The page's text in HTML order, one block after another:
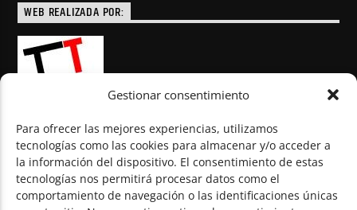
Gestionar consentimiento
Para ofrecer las mejores experiencias, utilizamos
tecnologías como las cookies para almacenar y/o acceder a
la información del dispositivo. El consentimiento de estas
tecnologías nos permitirá procesar datos como el
comportamiento de navegación o las identificaciones únicas
WEB REALIZADA POR:
© Todos los derechos reservados